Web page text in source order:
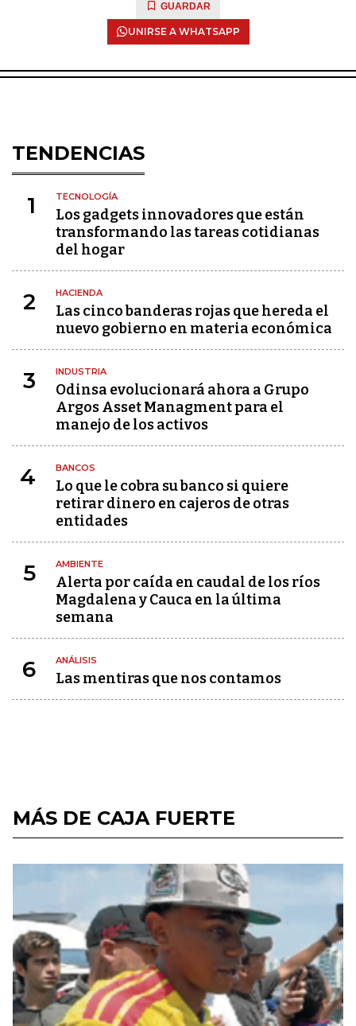
GUARDAR
UNIRSE A WHATSAPP
TENDENCIAS
1 TECNOLOGÍA
Los gadgets innovadores que están
transformando las tareas cotidianas
del hogar
2 HACIENDA
Las cinco banderas rojas que hereda el
nuevo gobierno en materia económica
3 INDUSTRIA
Odinsa evolucionará ahora a Grupo
Argos Asset Managment para el
manejo de los activos
4 BANCOS
Lo que le cobra su banco si quiere
retirar dinero en cajeros de otras
entidades
5 AMBIENTE
Alerta por caída en caudal de los ríos
Magdalena y Cauca en la última
semana
6 ANÁLISIS
Las mentiras que nos contamos
MÁS DE CAJA FUERTE